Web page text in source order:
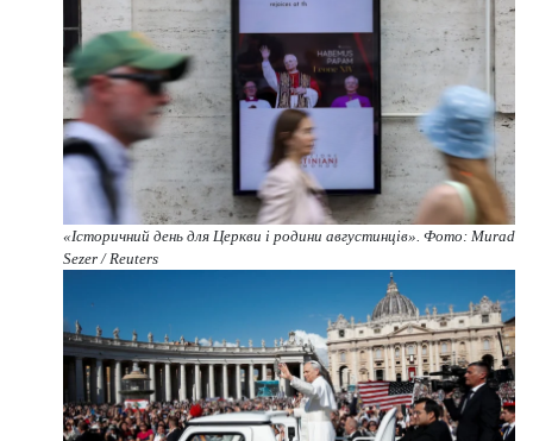
«Історичний день для Церкви і родини августинців». Фото: Murad
Sezer / Reuters